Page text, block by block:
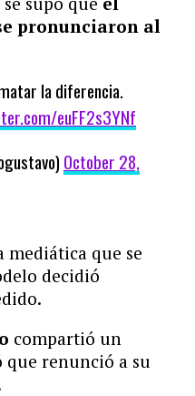
pronunciaron al
la diferencia.
euFF2s3YNf
October 28,
mediática que se
decidió
compartió un
renunció a su